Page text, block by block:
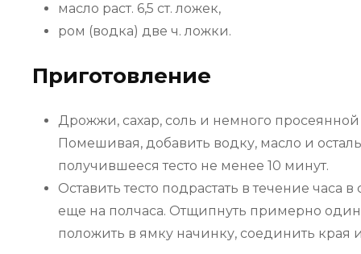
масло раст. 6,5 ст. ложек,
ром (водка) две ч. ложки.
Приготовление
Дрожжи, сахар, соль и немного
Помешивая, добавить водку, масло и
получившееся тесто не менее 10 минут.
Оставить тесто подрастать в течение часа
еще на полчаса. Отщипнуть примерно
положить в ямку начинку, соединить края